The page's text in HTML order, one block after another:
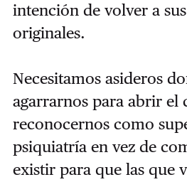
intención de volver a
originales.
Necesitamos asideros
agarrarnos para abrir el
reconocernos como
psiquiatría en vez de
existir para que las que